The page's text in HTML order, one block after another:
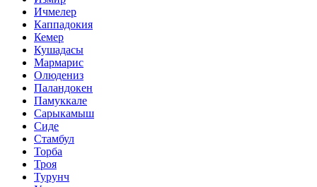
Ичмелер
Каппадокия
Кемер
Кушадасы
Мармарис
Олюдениз
Паландокен
Памуккале
Сарыкамыш
Сиде
Стамбул
Торба
Троя
Турунч